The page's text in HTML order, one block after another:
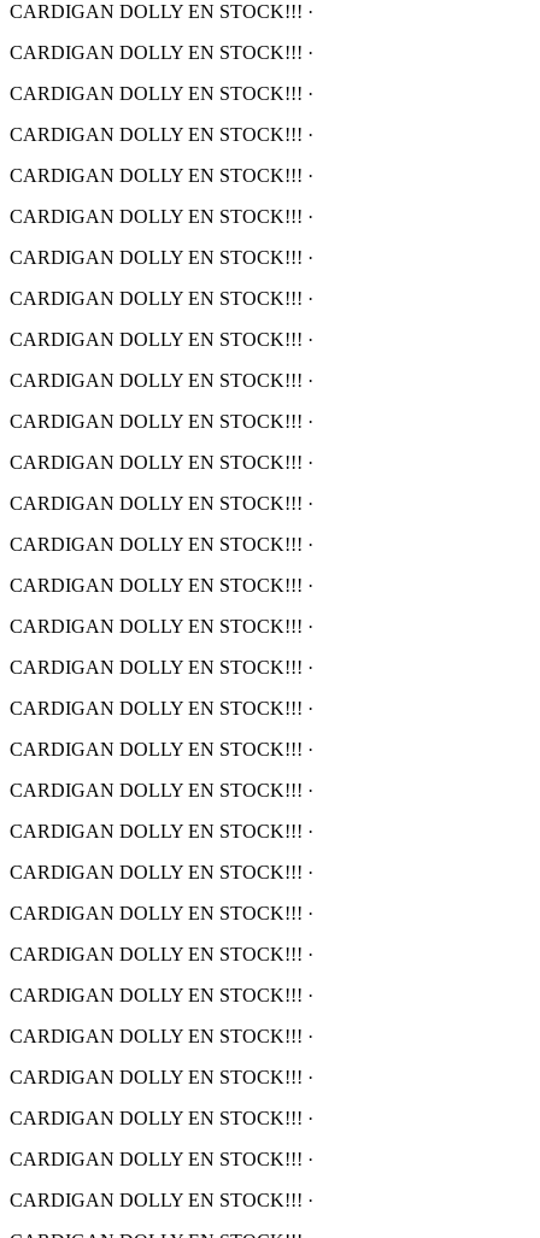
CARDIGAN DOLLY EN STOCK!!! ·
CARDIGAN DOLLY EN STOCK!!! ·
CARDIGAN DOLLY EN STOCK!!! ·
CARDIGAN DOLLY EN STOCK!!! ·
CARDIGAN DOLLY EN STOCK!!! ·
CARDIGAN DOLLY EN STOCK!!! ·
CARDIGAN DOLLY EN STOCK!!! ·
CARDIGAN DOLLY EN STOCK!!! ·
CARDIGAN DOLLY EN STOCK!!! ·
CARDIGAN DOLLY EN STOCK!!! ·
CARDIGAN DOLLY EN STOCK!!! ·
CARDIGAN DOLLY EN STOCK!!! ·
CARDIGAN DOLLY EN STOCK!!! ·
CARDIGAN DOLLY EN STOCK!!! ·
CARDIGAN DOLLY EN STOCK!!! ·
CARDIGAN DOLLY EN STOCK!!! ·
CARDIGAN DOLLY EN STOCK!!! ·
CARDIGAN DOLLY EN STOCK!!! ·
CARDIGAN DOLLY EN STOCK!!! ·
CARDIGAN DOLLY EN STOCK!!! ·
CARDIGAN DOLLY EN STOCK!!! ·
CARDIGAN DOLLY EN STOCK!!! ·
CARDIGAN DOLLY EN STOCK!!! ·
CARDIGAN DOLLY EN STOCK!!! ·
CARDIGAN DOLLY EN STOCK!!! ·
CARDIGAN DOLLY EN STOCK!!! ·
CARDIGAN DOLLY EN STOCK!!! ·
CARDIGAN DOLLY EN STOCK!!! ·
CARDIGAN DOLLY EN STOCK!!! ·
CARDIGAN DOLLY EN STOCK!!! ·